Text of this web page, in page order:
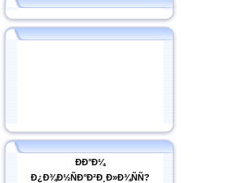
ÐÐ°Ð¼
Ð¿Ð¾Ð½ÑÐ°Ð²Ð¸Ð»Ð¾ÑÑ?